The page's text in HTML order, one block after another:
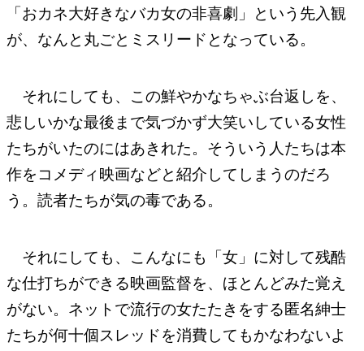
「おカネ大好きなバカ女の非喜劇」という先入観
が、なんと丸ごとミスリードとなっている。
それにしても、この鮮やかなちゃぶ台返しを、
悲しいかな最後まで気づかず大笑いしている女性
たちがいたのにはあきれた。そういう人たちは本
作をコメディ映画などと紹介してしまうのだろ
う。読者たちが気の毒である。
それにしても、こんなにも「女」に対して残酷
な仕打ちができる映画監督を、ほとんどみた覚え
がない。ネットで流行の女たたきをする匿名紳士
たちが何十個スレッドを消費してもかなわないよ